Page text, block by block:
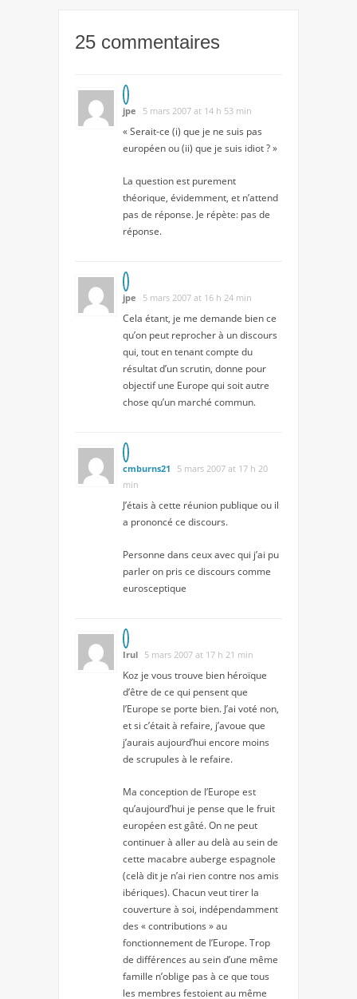
25 commentaires
jpe 5 mars 2007 at 14 h 53 min
« Serait-ce (i) que je ne suis pas
européen ou (ii) que je suis idiot ? »
La question est purement
théorique, évidemment, et n’attend
pas de réponse. Je répète: pas de
réponse.
jpe 5 mars 2007 at 16 h 24 min
Cela étant, je me demande bien ce
qu’on peut reprocher à un discours
qui, tout en tenant compte du
résultat d’un scrutin, donne pour
objectif une Europe qui soit autre
chose qu’un marché commun.
cmburns21
5 mars 2007 at 17 h 20
min
J’étais à cette réunion publique ou il
a prononcé ce discours.
Personne dans ceux avec qui j’ai pu
parler on pris ce discours comme
eurosceptique
Irul 5 mars 2007 at 17 h 21 min
Koz je vous trouve bien héroïque
d’être de ce qui pensent que
l’Europe se porte bien. J’ai voté non,
et si c’était à refaire, j’avoue que
j’aurais aujourd’hui encore moins
de scrupules à le refaire.
Ma conception de l’Europe est
qu’aujourd’hui je pense que le fruit
européen est gâté. On ne peut
continuer à aller au delà au sein de
cette macabre auberge espagnole
(celà dit je n’ai rien contre nos amis
ibériques). Chacun veut tirer la
couverture à soi, indépendamment
des « contributions » au
fonctionnement de l’Europe. Trop
de différences au sein d’une même
famille n’oblige pas à ce que tous
les membres festoient au même